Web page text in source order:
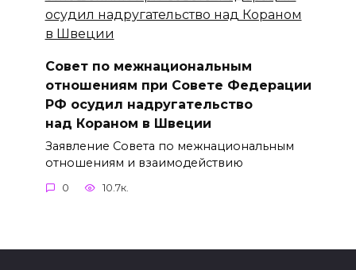
Совет по межнациональным
отношениям при Совете Федерации
РФ осудил надругательство
над Кораном в Швеции
Заявление Совета по межнациональным
отношениям и взаимодействию
0 10.7к.